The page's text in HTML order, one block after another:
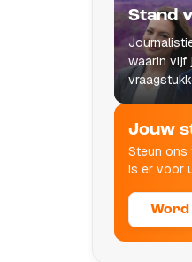
Stand
waarin vijf
leven raken.
Jouw
Steun ons
is er voor
Word